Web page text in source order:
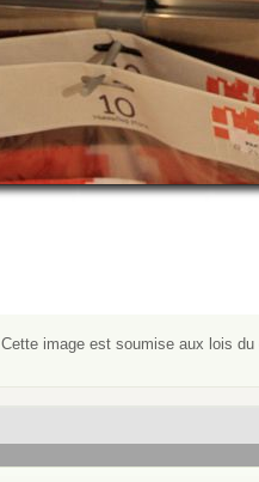
Cette image est soumise aux lois